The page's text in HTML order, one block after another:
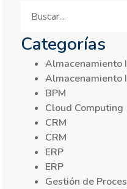
Categorías
Almacenamiento
Almacenamiento
BPM
Cloud Computing
CRM
CRM
ERP
ERP
Gestión de